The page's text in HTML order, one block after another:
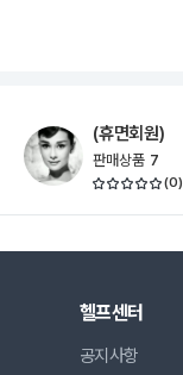
(휴면회원)
판매상품 7
(0)
헬프센터
공지사항